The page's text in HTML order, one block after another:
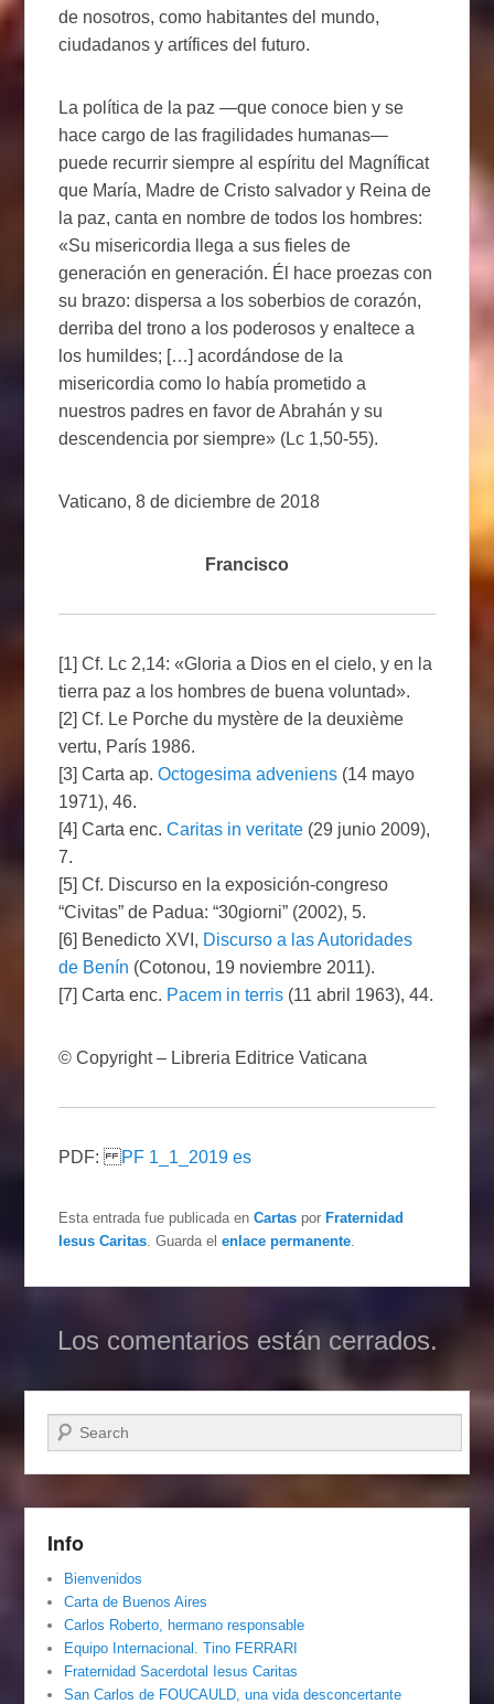
de nosotros, como habitantes del mundo,
ciudadanos y artífices del futuro.
La política de la paz ―que conoce bien y se
hace cargo de las fragilidades humanas―
puede recurrir siempre al espíritu del Magníficat
que María, Madre de Cristo salvador y Reina de
la paz, canta en nombre de todos los hombres:
«Su misericordia llega a sus fieles de
generación en generación. Él hace proezas con
su brazo: dispersa a los soberbios de corazón,
derriba del trono a los poderosos y enaltece a
los humildes; […] acordándose de la
misericordia como lo había prometido a
nuestros padres en favor de Abrahán y su
descendencia por siempre» (Lc 1,50-55).
Vaticano, 8 de diciembre de 2018
Francisco
[1] Cf. Lc 2,14: «Gloria a Dios en el cielo, y en la
tierra paz a los hombres de buena voluntad».
[2] Cf. Le Porche du mystère de la deuxième
vertu, París 1986.
[3] Carta ap.Octogesima adveniens (14 mayo
1971), 46.
[4] Carta enc.Caritas in veritate (29 junio 2009),
7.
[5] Cf. Discurso en la exposición-congreso
“Civitas” de Padua: “30giorni” (2002), 5.
[6] Benedicto XVI, Discurso a las Autoridades
de Benín (Cotonou, 19 noviembre 2011).
[7] Carta enc. Pacem in terris (11 abril 1963), 44.
© Copyright – Libreria Editrice Vaticana
PDF:PF 1_1_2019 es
Esta entrada fue publicada enCartas porFraternidad
Iesus Caritas . Guarda elenlace permanente
Los comentarios están cerrados.
Buscar
Info
Bienvenidos
Carta de Buenos Aires
Carlos Roberto, hermano responsable
Equipo Internacional. Tino FERRARI
Fraternidad Sacerdotal Iesus Caritas
San Carlos de FOUCAULD, una vida desconcertante